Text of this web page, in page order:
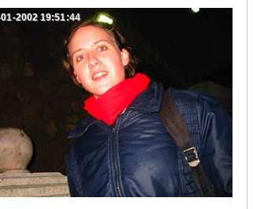
2002 19:51:44